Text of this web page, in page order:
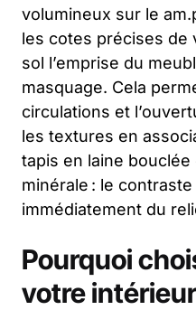
volumineux sur le
les cotes précises de
sol l’emprise du
masquage. Cela
circulations et
les textures en
tapis en laine
minérale : le
immédiatement du
Pourquoi
votre